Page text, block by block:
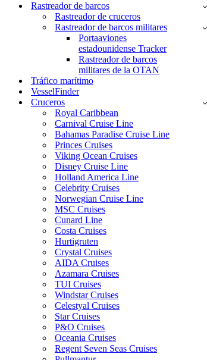
navegaciónRastreador de barcos
Rastreador de cruceros
Rastreador de barcos militares
Portaaviones
estadounidense Tracker
Rastreador de barcos
militares de la OTAN
Tráfico marítimo
VesselFinder
Cruceros
Royal Caribbean
Carnival Cruise Line
Bahamas Paradise Cruise Line
Princes Cruises
Viking Ocean Cruises
Disney Cruise Line
Holland America Line
Celebrity Cruises
Norwegian Cruise Line
MSC Cruises
Cunard Line
Costa Cruises
Hurtigruten
Crystal Cruises
AIDA Cruises
Azamara Cruises
TUI Cruises
Windstar Cruises
Celestyal Cruises
Star Cruises
P&O Cruises
Oceania Cruises
Regent Seven Seas Cruises